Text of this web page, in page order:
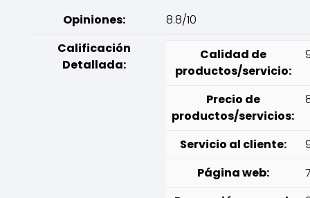
Opiniones:
8.8/10
Calificación
Detallada:
Calidad de
productos/servicio:
Precio de
productos/servicios:
Servicio al cliente:
Página web: